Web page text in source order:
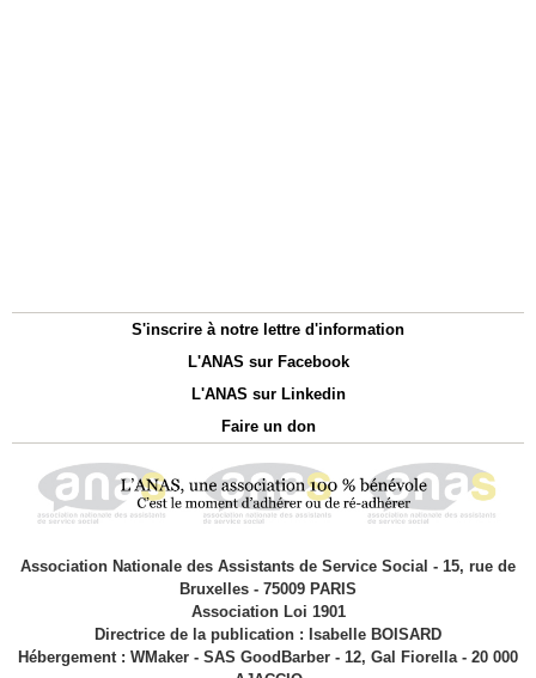
S'inscrire à notre lettre d'information
L'ANAS sur Facebook
L'ANAS sur Linkedin
Faire un don
Association Nationale des Assistants de Service Social - 15, rue de
Bruxelles - 75009 PARIS
Association Loi 1901
Directrice de la publication : Isabelle BOISARD
Hébergement : WMaker - SAS GoodBarber - 12, Gal Fiorella - 20 000